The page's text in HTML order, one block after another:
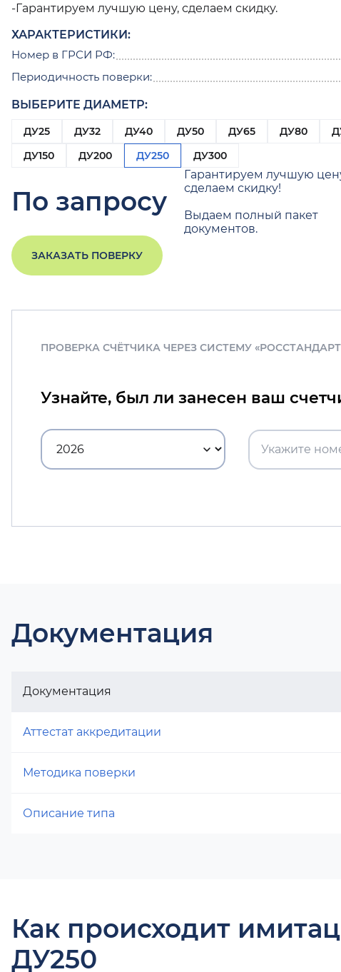
-Гарантируем лучшую цену, сделаем скидку.
ХАРАКТЕРИСТИКИ:
Номер в ГРСИ РФ:
Периодичность поверки:
ВЫБЕРИТЕ ДИАМЕТР:
ДУ25 ДУ32 ДУ40 ДУ50 ДУ65 ДУ80
ДУ150
ДУ200 ДУ250 ДУ300
По запросу
Гарантируем лучшую
сделаем скидку!
Выдаем полный пакет
документов.
ЗАКАЗАТЬ ПОВЕРКУ
ПРОВЕРКА СЧЁТЧИКА ЧЕРЕЗ СИСТЕМУ
Узнайте, был ли занесен ваш
Документация
Документация
Аттестат аккредитации
Методика поверки
Описание типа
Как происходит
ДУ250